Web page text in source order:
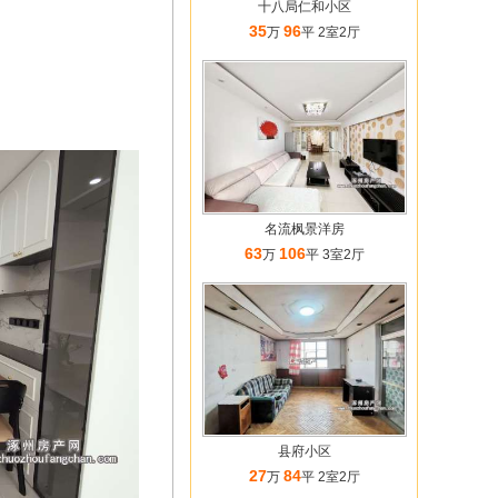
十八局仁和小区
35万 96平 2室2厅
名流枫景洋房
63万 106平 3室2厅
县府小区
27万 84平 2室2厅